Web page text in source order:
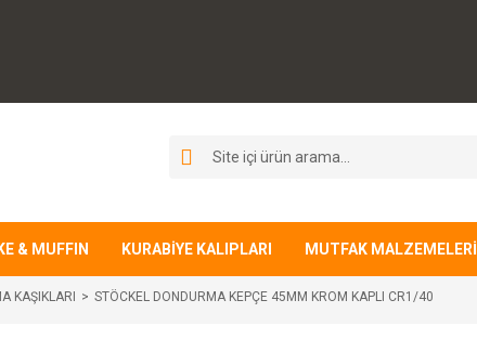
& MUFFIN KURABİYE KALIPLARI MUTFAK MALZEMELERİ
KAŞIKLARI STÖCKEL DONDURMA KEPÇE 45MM KROM KAPLI CR1/40